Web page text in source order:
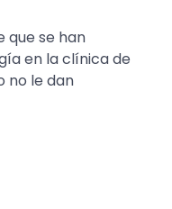
que se han
en la clínica de
no le dan